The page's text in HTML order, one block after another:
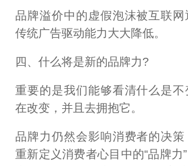
品牌溢价中的虚假泡沫被互联网
传统广告驱动能力大大降低。
四、什么将是新的品牌力?
重要的是我们能够看清什么是
在改变，并且去拥抱它。
品牌力仍然会影响消费者的决
重新定义消费者心目中的“品牌力